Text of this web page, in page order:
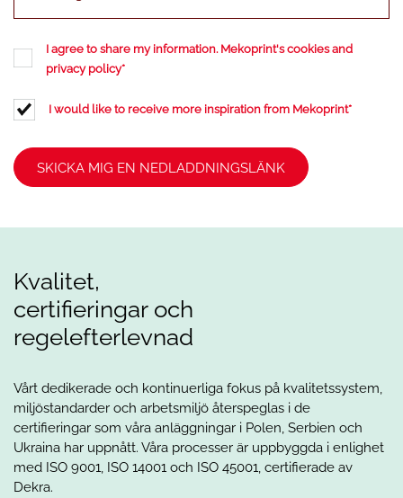
I agree to share my information. Mekoprint'scookies and
privacy policy*
I would like to receive more inspiration from Mekoprint*
Kvalitet,
certifieringar och
regelefterlevnad
Vårt dedikerade och kontinuerliga fokus på kvalitetssystem,
miljöstandarder och arbetsmiljö återspeglas i de
certifieringar som våra anläggningar i Polen, Serbien och
Ukraina har uppnått. Våra processer är uppbyggda i enlighet
med ISO 9001, ISO 14001 och ISO 45001, certifierade av
Dekra.